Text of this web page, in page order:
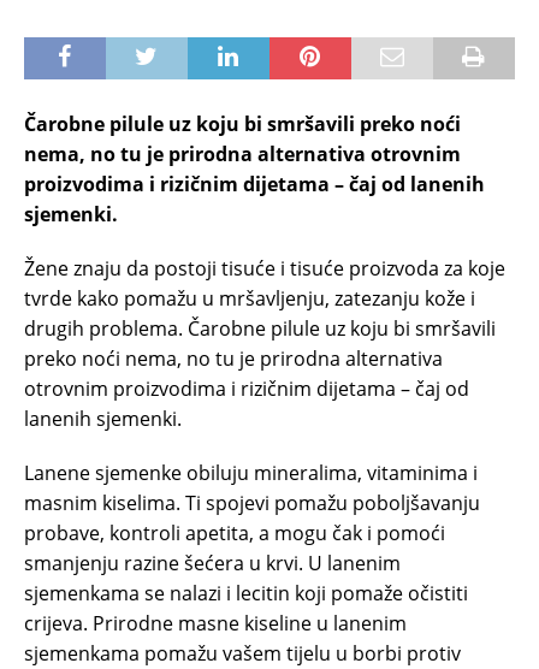
Čarobne pilule uz koju bi smršavili preko noći
nema, no tu je prirodna alternativa otrovnim
proizvodima i rizičnim dijetama – čaj od lanenih
sjemenki.
Žene znaju da postoji tisuće i tisuće proizvoda za koje
tvrde kako pomažu u mršavljenju, zatezanju kože i
drugih problema. Čarobne pilule uz koju bi smršavili
preko noći nema, no tu je prirodna alternativa
otrovnim proizvodima i rizičnim dijetama – čaj od
lanenih sjemenki.
Lanene sjemenke obiluju mineralima, vitaminima i
masnim kiselima. Ti spojevi pomažu poboljšavanju
probave, kontroli apetita, a mogu čak i pomoći
smanjenju razine šećera u krvi. U lanenim
sjemenkama se nalazi i lecitin koji pomaže očistiti
crijeva. Prirodne masne kiseline u lanenim
sjemenkama pomažu vašem tijelu u borbi protiv